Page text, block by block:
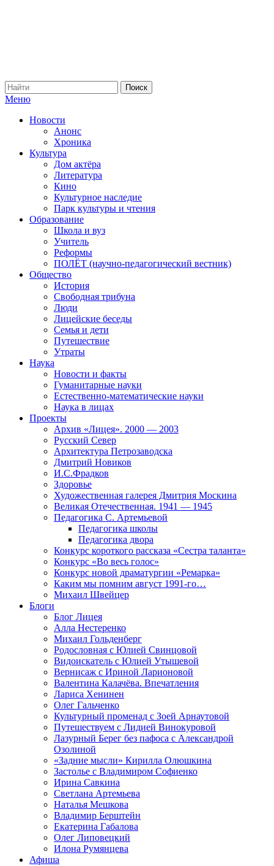
Меню
Новости
Анонс
Хроника
Культура
Дом актёра
Литература
Кино
Культурное наследие
Парк культуры и чтения
Образование
Школа и вуз
Учитель
Реформы
ПОЛЁТ (научно-педагогический вестник)
Общество
История
Свободная трибуна
Люди
Лицейские беседы
Семья и дети
Путешествие
Утраты
Наука
Новости и факты
Гуманитарные науки
Естественно-математические науки
Наука в лицах
Проекты
Архив «Лицея». 2000 — 2003
Русский Север
Архитектура Петрозаводска
Дмитрий Новиков
И.С.Фрадков
Здоровье
Художественная галерея Дмитрия Москина
Великая Отечественная. 1941 — 1945
Педагогика С. Артемьевой
Педагогика школы
Педагогика двора
Конкурс короткого рассказа «Сестра таланта»
Конкурс «Во весь голос»
Конкурс новой драматургии «Ремарка»
Каким мы помним август 1991-го…
Михаил Швейцер
Блоги
Блог Лицея
Алла Нестеренко
Михаил Гольденберг
Родословная с Юлией Свинцовой
Видоискатель с Юлией Утышевой
Вернисаж с Ириной Ларионовой
Валентина Калачёва. Впечатления
Лариса Хенинен
Олег Гальченко
Культурный променад с Зоей Арнаутовой
Путешествуем с Лидией Винокуровой
Лазурный Берег без пафоса с Александрой
Озолиной
«Задние мысли» Кирилла Олюшкина
Застолье с Владимиром Софиенко
Ирина Савкина
Светлана Артемьева
Наталья Мешкова
Владимир Берштейн
Екатерина Габалова
Олег Липовецкий
Илона Румянцева
Афиша